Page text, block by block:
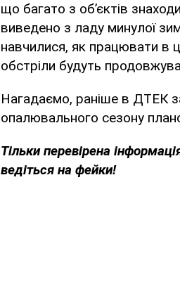
що багато з об’єктів
виведено з ладу минулої
навчилися, як працювати в
обстріли будуть
Нагадаємо, раніше в ДТЕК
опалювального сезону
Тільки перевірена
ведіться на фейки!